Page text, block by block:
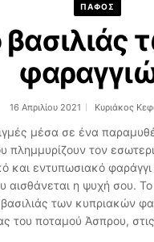
ΠΑΦΟΣ
16 Απριλίου 2021 Κυριάκος
μέσα σε ένα
πλημμυρίζουν τον
και εντυπωσιακό
αισθάνεται η ψυχή σου.
των κυπριακών
του ποταμού Άσπρου,